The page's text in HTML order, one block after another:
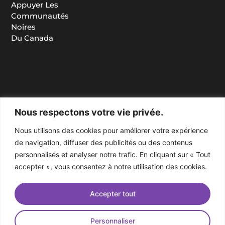
Nous respectons votre vie privée.
Nous utilisons des cookies pour améliorer votre expérience
de navigation, diffuser des publicités ou des contenus
personnalisés et analyser notre trafic. En cliquant sur « Tout
accepter », vous consentez à notre utilisation des cookies.
Personnaliser
Accepter tout
Appuyer Les
Communautés
Noires
Du Canada